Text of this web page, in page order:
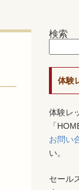
検索
体験
体験レ
「
お問い
い。
セール